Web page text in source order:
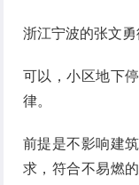
浙江宁波的张文勇
可以，小区地下
律。
前提是不影响建
求，符合不易燃